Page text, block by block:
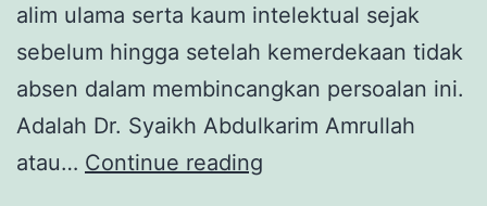
alim ulama serta kaum intelektual sejak
sebelum hingga setelah kemerdekaan tidak
absen dalam membincangkan persoalan ini.
Adalah Dr. Syaikh Abdulkarim Amrullah
atau… Continue reading